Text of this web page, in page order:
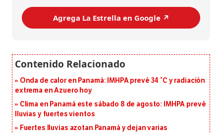
Agrega La Estrella en Google ↗️
Onda de calor en Panamá: IMHPA prevé 34 °C y radiación
extrema en Azuero hoy
Clima en Panamá este sábado 8 de agosto: IMHPA prevé
lluvias y fuertes vientos
Fuertes lluvias azotan Panamá y dejan varias